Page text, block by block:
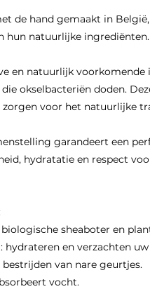
de hand gemaakt in
hun natuurlijke ingrediënten.
en natuurlijk voorkomende
okselbacteriën doden.
voor het natuurlijke
garandeert een
hydratatie en respect
sheaboter en
hydrateren en verzachten
van nare geurtjes.
vocht.